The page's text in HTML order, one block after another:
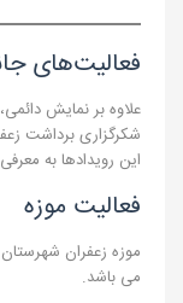
فعالیت‌های
علاوه بر نمایش
شکرگزاری برداشت
این رویدادها به
فعالیت موزه
موزه زعفران
می باشد.